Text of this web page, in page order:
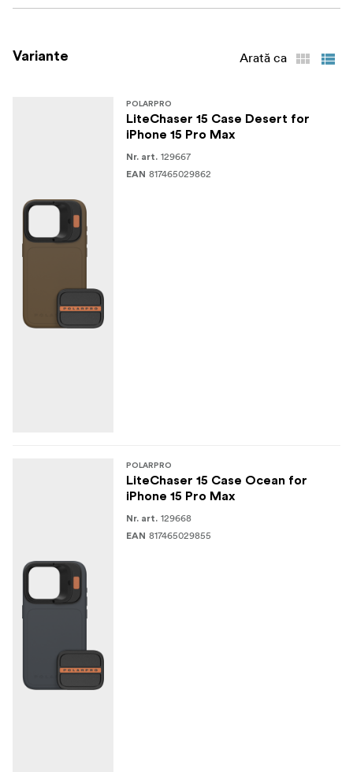
Disponibil în 4 variante de culori inspirate de
Caracteristici:
complet camerele foto ale telefonului și le
păstrează curate de murdărie / lovituri / zgârieturi.
Trei opțiuni complet noi de montare a filtrelor:
filtrele dvs. preferate pentru camere direct pe
iPhone 15)
LCP15 Filtre native (CP, VND3-5 și UV)
LCP13/14 Adaptor pentru filtre (Utilizați filtrele
modelului anterior cu LCP15!)
1x Placă Defender din aluminiu
Variante Arată ca
POLARPRO
LiteChaser 15 Case Desert for
iPhone 15 Pro Max
Nr. art. 129667
EAN 817465029862
POLARPRO
LiteChaser 15 Case Ocean for
iPhone 15 Pro Max
Nr. art. 129668
EAN 817465029855